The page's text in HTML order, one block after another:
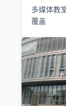
多媒体教
覆盖